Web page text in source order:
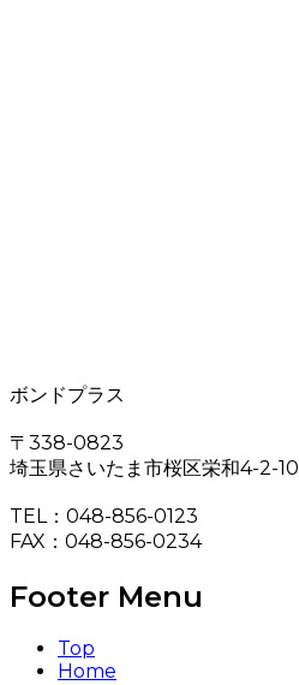
ボンドプラス
〒338-0823
埼玉県さいたま市桜区栄和4-2-10
TEL：048-856-0123
FAX：048-856-0234
Footer Menu
Top
Home